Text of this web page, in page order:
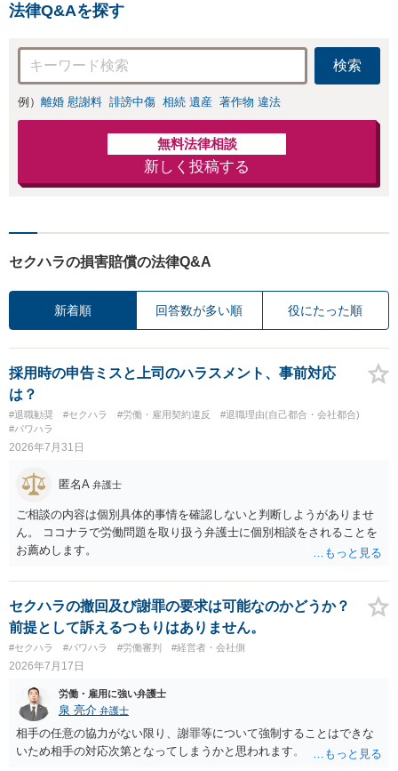
法律Q&Aを探す
検索
例） 離婚 慰謝料 誹謗中傷 相続 遺産 著作物 違法
無料法律相談
新しく投稿する
セクハラの損害賠償の法律Q&A
新着順 回答数が多い順 役にたった順
採用時の申告ミスと上司のハラスメント、事前対応
は？
#退職勧奨 #セクハラ #労働・雇用契約違反
#退職理由(自己都合・会社都合)
#パワハラ
2026年7月31日
匿名A 弁護士
ご相談の内容は個別具体的事情を確認しないと判断しようがありませ
ん。 ココナラで労働問題を取り扱う弁護士に個別相談をされることを
お薦めします。
セクハラの撤回及び謝罪の要求は可能なのかどうか？
前提として訴えるつもりはありません。
#セクハラ #パワハラ #労働審判 #経営者・会社側
2026年7月17日
労働・雇用に強い弁護士
泉 亮介 弁護士
相手の任意の協力がない限り、謝罪等について強制することはできな
いため相手の対応次第となってしまうかと思われます。